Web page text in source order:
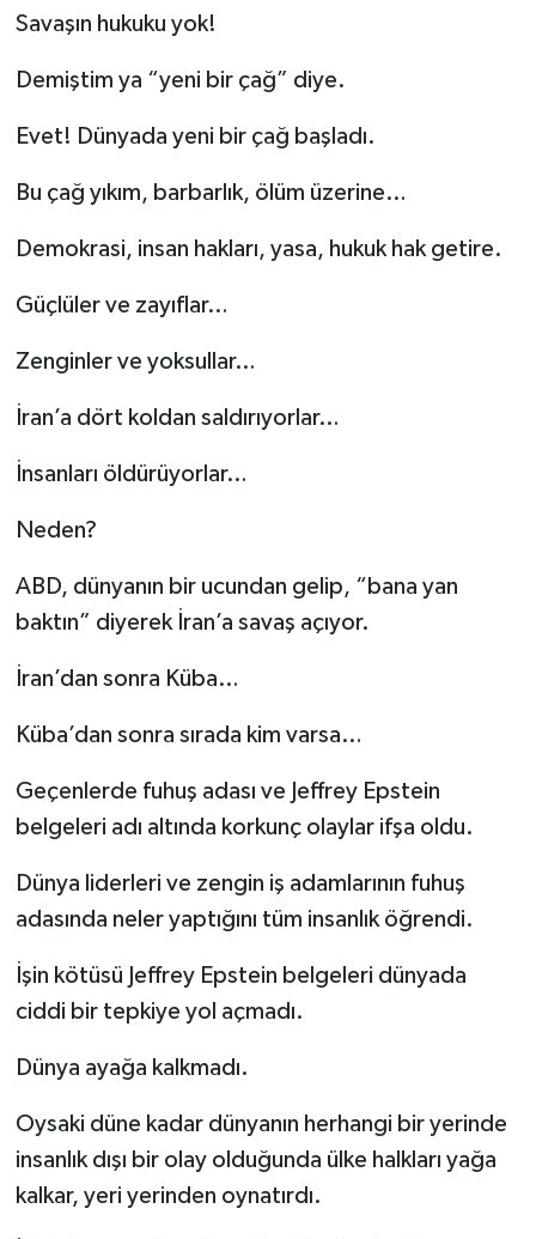
Savaşın hukuku yok!
Demiştim ya “yeni bir çağ” diye.
Evet! Dünyada yeni bir çağ başladı.
Bu çağ yıkım, barbarlık, ölüm üzerine…
Demokrasi, insan hakları, yasa, hukuk hak getire.
Güçlüler ve zayıflar…
Zenginler ve yoksullar…
İran’a dört koldan saldırıyorlar…
İnsanları öldürüyorlar…
Neden?
ABD, dünyanın bir ucundan gelip, “bana yan
baktın” diyerek İran’a savaş açıyor.
İran’dan sonra Küba…
Küba’dan sonra sırada kim varsa…
Geçenlerde fuhuş adası ve Jeffrey Epstein
belgeleri adı altında korkunç olaylar ifşa oldu.
Dünya liderleri ve zengin iş adamlarının fuhuş
adasında neler yaptığını tüm insanlık öğrendi.
İşin kötüsü Jeffrey Epstein belgeleri dünyada
ciddi bir tepkiye yol açmadı.
Dünya ayağa kalkmadı.
Oysaki düne kadar dünyanın herhangi bir yerinde
insanlık dışı bir olay olduğunda ülke halkları yağa
kalkar, yeri yerinden oynatırdı.